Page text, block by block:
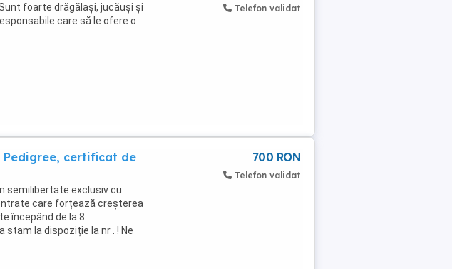
foarte drăgălași, jucăuși și
care să le ofere o
Telefon validat
certificat de
semilibertate exclusiv cu
care forțează creșterea
începând de la 8
la dispoziție la nr . ! Ne
...
700 RON
Telefon validat